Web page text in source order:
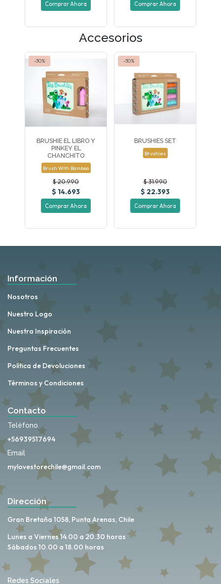
Comprar Ahora Comprar Ahora
Accesorios
-30%
BRUSHIE EL LIBRO Y
PINKEY EL
CHANCHITO
Brush With Bamboo
$ 20.990
$ 14.693
Comprar Ahora
-30%
BRUSHIES SET
Brushies
$ 31.990
$ 22.393
Comprar Ahora
Información
Nosotros
Nuestro Logo
Nuestra Inspiración
Preguntas Frecuentes
Política de Devoluciones
Términos y Condiciones
Contacto
Teléfono
+56939517694
Email
mylovestorechile@gmail.com
Dirección
Gran Bretaña 1058, Punta Arenas, Chile
Lunes a Viernes 14.00 a 20.30 horas
Sábados 10.00 a 18.00 horas
Redes Sociales